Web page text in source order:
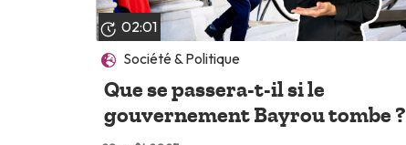
02:01
Société & Politique
Que se passera-t-il si le
gouvernement Bayrou tombe ?